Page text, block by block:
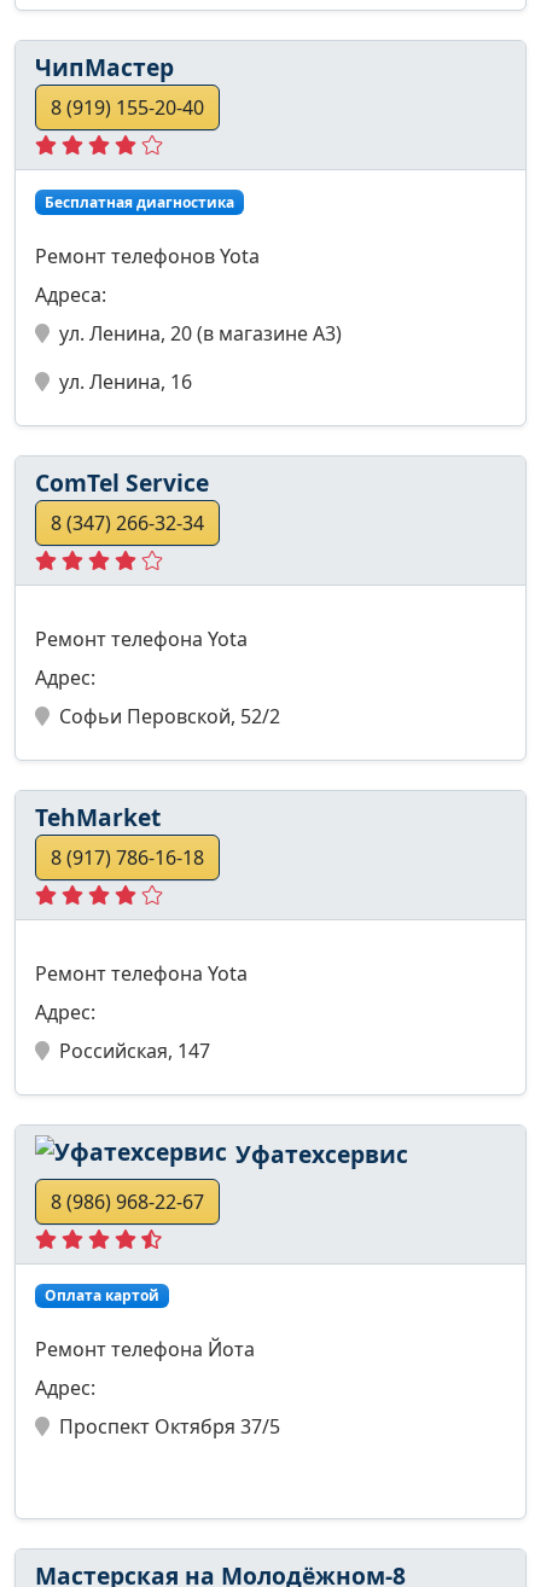
ЧипМастер
8 (919) 155-20-40
Бесплатная диагностика
Ремонт телефонов Yota
Адреса:
ул. Ленина, 20 (в магазине А3)
ул. Ленина, 16
СomTel Service
8 (347) 266-32-34
Ремонт телефона Yota
Адрес:
Софьи Перовской, 52/2
TehMarket
8 (917) 786-16-18
Ремонт телефона Yota
Адрес:
Российская, 147
Уфатехсервис
8 (986) 968-22-67
Оплата картой
Ремонт телефона Йота
Адрес:
Проспект Октября 37/5
Мастерская на Молодёжном-8